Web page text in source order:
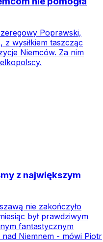
Poprawski,
z wysiłkiem taszcząc
Niemców. Za nim
z największym
nie zakończyło
był prawdziwym
fantastycznym
Niemnem - mówi Piotr